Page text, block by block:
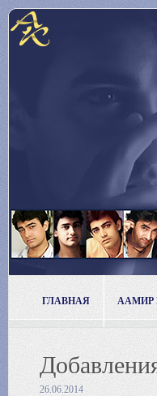
ГЛАВНАЯ ААМИР
26.06.2014